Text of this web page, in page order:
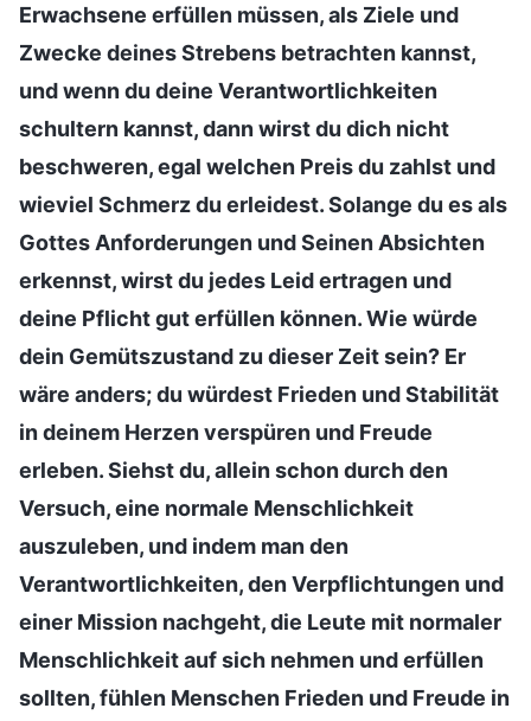
Erwachsene erfüllen müssen, als Ziele und
Zwecke deines Strebens betrachten kannst,
und wenn du deine Verantwortlichkeiten
schultern kannst, dann wirst du dich nicht
beschweren, egal welchen Preis du zahlst und
wieviel Schmerz du erleidest. Solange du es als
Gottes Anforderungen und Seinen Absichten
erkennst, wirst du jedes Leid ertragen und
deine Pflicht gut erfüllen können. Wie würde
dein Gemütszustand zu dieser Zeit sein? Er
wäre anders; du würdest Frieden und Stabilität
in deinem Herzen verspüren und Freude
erleben. Siehst du, allein schon durch den
Versuch, eine normale Menschlichkeit
auszuleben, und indem man den
Verantwortlichkeiten, den Verpflichtungen und
einer Mission nachgeht, die Leute mit normaler
Menschlichkeit auf sich nehmen und erfüllen
sollten, fühlen Menschen Frieden und Freude in